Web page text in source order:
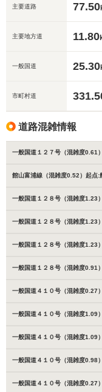
主要道路 77.50
主要地方道 11.80
一般国道 25.30
市町村道
道路混雑情報
一般国道１２７号（混雑度0.61
館山富浦線（混雑度0.52）起点
一般国道１２８号（混雑度1.23
一般国道１２８号（混雑度1.23
一般国道１２８号（混雑度1.23
一般国道１２８号（混雑度0.91
一般国道４１０号（混雑度0.27
一般国道４１０号（混雑度1.09
一般国道４１０号（混雑度1.09
一般国道４１０号（混雑度0.98
一般国道４１０号（混雑度0.27